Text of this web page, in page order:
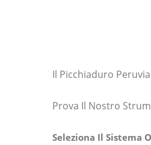
Il Picchiaduro
Prova Il Nostro
Seleziona Il Sistema